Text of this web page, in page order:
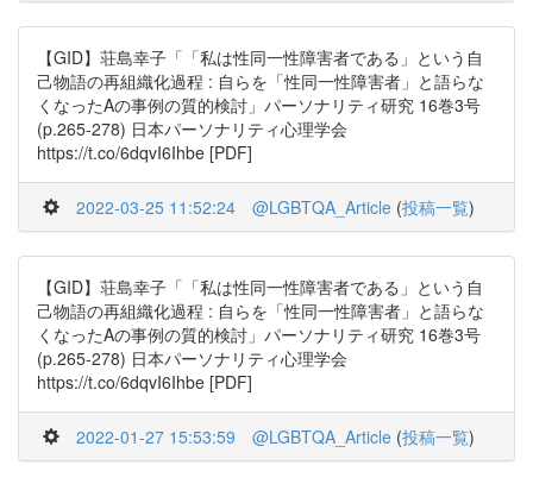
【GID】荘島幸子「「私は性同一性障害者である」という自
己物語の再組織化過程 : 自らを「性同一性障害者」と語らな
くなったAの事例の質的検討」パーソナリティ研究 16巻3号
(p.265-278) 日本パーソナリティ心理学会
https://t.co/6dqvI6Ihbe [PDF]
2022-03-25 11:52:24 @LGBTQA_Article (投稿一覧)
【GID】荘島幸子「「私は性同一性障害者である」という自
己物語の再組織化過程 : 自らを「性同一性障害者」と語らな
くなったAの事例の質的検討」パーソナリティ研究 16巻3号
(p.265-278) 日本パーソナリティ心理学会
https://t.co/6dqvI6Ihbe [PDF]
2022-01-27 15:53:59 @LGBTQA_Article (投稿一覧)